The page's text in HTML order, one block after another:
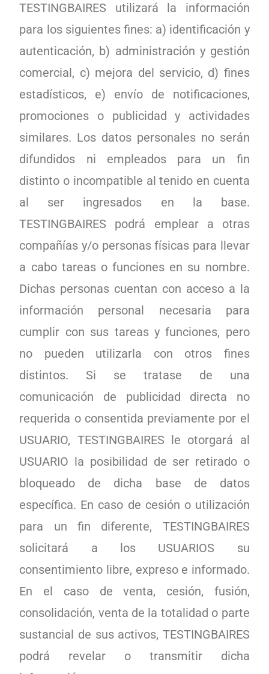
TESTINGBAIRES utilizará la información
para los siguientes fines: a) identificación y
autenticación, b) administración y gestión
comercial, c) mejora del servicio, d) fines
estadísticos, e) envío de notificaciones,
promociones o publicidad y actividades
similares. Los datos personales no serán
difundidos ni empleados para un fin
distinto o incompatible al tenido en cuenta
al ser ingresados en la base.
TESTINGBAIRES podrá emplear a otras
compañías y/o personas físicas para llevar
a cabo tareas o funciones en su nombre.
Dichas personas cuentan con acceso a la
información personal necesaria para
cumplir con sus tareas y funciones, pero
no pueden utilizarla con otros fines
distintos. Si se tratase de una
comunicación de publicidad directa no
requerida o consentida previamente por el
USUARIO, TESTINGBAIRES le otorgará al
USUARIO la posibilidad de ser retirado o
bloqueado de dicha base de datos
específica. En caso de cesión o utilización
para un fin diferente, TESTINGBAIRES
solicitará a los USUARIOS su
consentimiento libre, expreso e informado.
En el caso de venta, cesión, fusión,
consolidación, venta de la totalidad o parte
sustancial de sus activos, TESTINGBAIRES
podrá revelar o transmitir dicha